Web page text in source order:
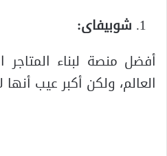
شوبيفاى:
أفضل منصة لبناء المتاجر
العالم، ولكن أكبر عيب أنها